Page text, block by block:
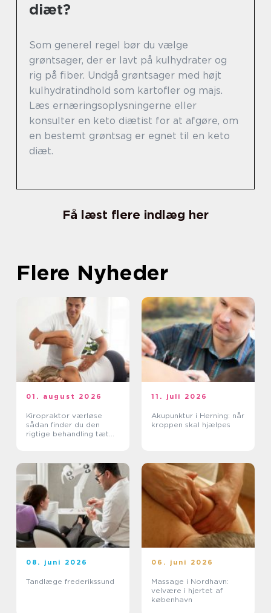
diæt?
Som generel regel bør du vælge
grøntsager, der er lavt på kulhydrater og
rig på fiber. Undgå grøntsager med højt
kulhydratindhold som kartofler og majs.
Læs ernæringsoplysningerne eller
konsulter en keto diætist for at afgøre, om
en bestemt grøntsag er egnet til en keto
diæt.
Få læst flere indlæg her
Flere Nyheder
01. august 2026
Kiropraktor værløse
sådan finder du den
rigtige behandling tæt
11. juli 2026
Akupunktur i Herning: når
kroppen skal hjælpes
08. juni 2026
Tandlæge frederikssund
06. juni 2026
Massage i Nordhavn:
velvære i hjertet af
københavn